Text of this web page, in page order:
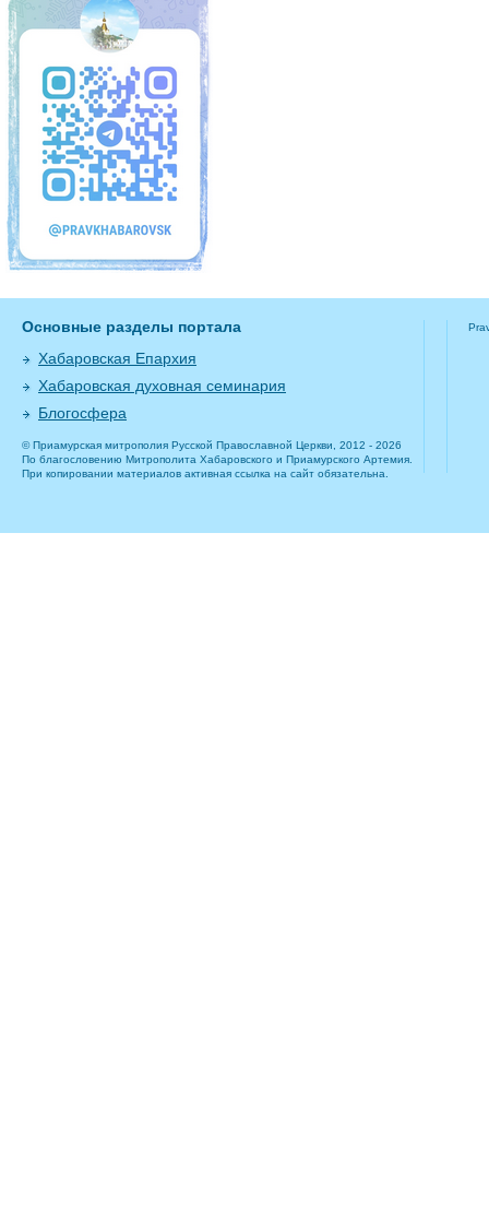
Основные разделы портала
Хабаровская Епархия
Хабаровская духовная семинария
Блогосфера
© Приамурская митрополия Русской Православной Церкви, 2012 - 2026
По благословению Митрополита Хабаровского и Приамурского Артемия.
При копировании материалов активная ссылка на сайт обязательна.